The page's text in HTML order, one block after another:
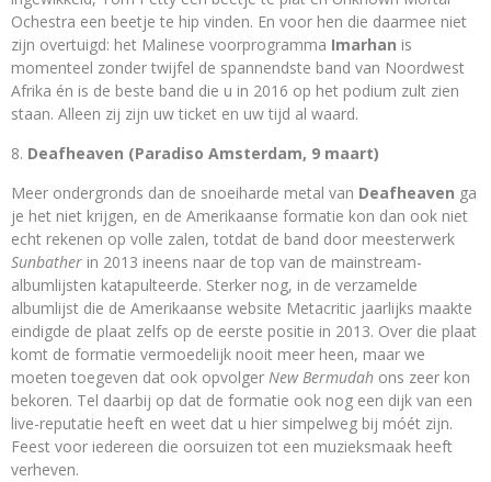
Ochestra een beetje te hip vinden. En voor hen die daarmee niet
zijn overtuigd: het Malinese voorprogramma Imarhan is
momenteel zonder twijfel de spannendste band van Noordwest
Afrika én is de beste band die u in 2016 op het podium zult zien
staan. Alleen zij zijn uw ticket en uw tijd al waard.
Deafheaven (Paradiso Amsterdam, 9 maart)
Meer ondergronds dan de snoeiharde metal van Deafheaven ga
je het niet krijgen, en de Amerikaanse formatie kon dan ook niet
echt rekenen op volle zalen, totdat de band door meesterwerk
Sunbather in 2013 ineens naar de top van de mainstream-
albumlijsten katapulteerde. Sterker nog, in de verzamelde
albumlijst die de Amerikaanse website Metacritic jaarlijks maakte
eindigde de plaat zelfs op de eerste positie in 2013. Over die plaat
komt de formatie vermoedelijk nooit meer heen, maar we
moeten toegeven dat ook opvolger New Bermudah ons zeer kon
bekoren. Tel daarbij op dat de formatie ook nog een dijk van een
live-reputatie heeft en weet dat u hier simpelweg bij móét zijn.
Feest voor iedereen die oorsuizen tot een muzieksmaak heeft
verheven.